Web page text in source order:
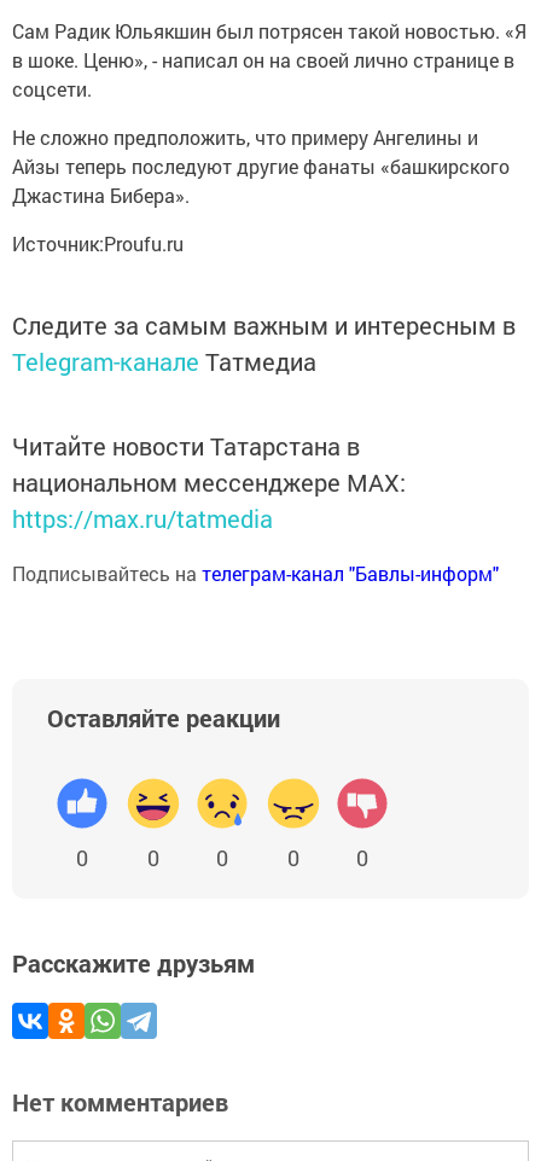
Сам Радик Юльякшин был потрясен такой новостью. «Я
в шоке. Ценю», - написал он на своей лично странице в
соцсети.
Не сложно предположить, что примеру Ангелины и
Айзы теперь последуют другие фанаты «башкирского
Джастина Бибера».
Источник:Proufu.ru
Следите за самым важным и интересным в
Telegram-канале Татмедиа
Читайте новости Татарстана в
национальном мессенджере MАХ:
https://max.ru/tatmedia
Подписывайтесь на телеграм-канал "Бавлы-информ"
Оставляйте реакции
0 0 0 0 0
Расскажите друзьям
Нет комментариев